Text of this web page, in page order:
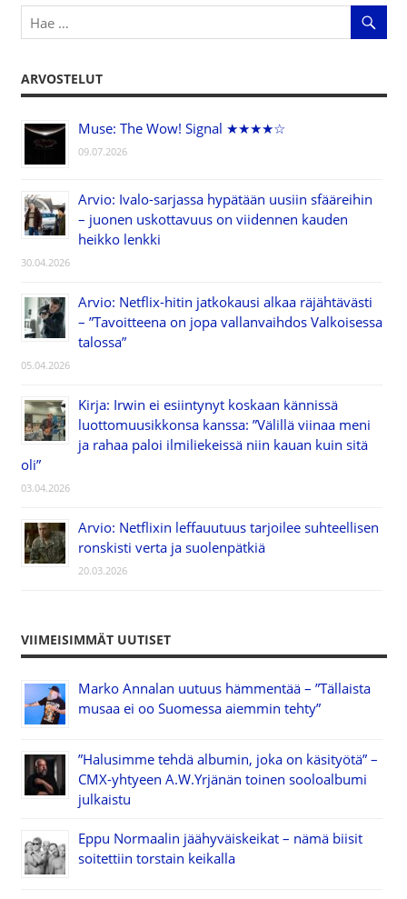
ARVOSTELUT
Muse: The Wow! Signal ★★★★☆
09.07.2026
Arvio: Ivalo-sarjassa hypätään uusiin sfääreihin
– juonen uskottavuus on viidennen kauden
heikko lenkki
30.04.2026
Arvio: Netflix-hitin jatkokausi alkaa räjähtävästi
– ”Tavoitteena on jopa vallanvaihdos Valkoisessa
talossa”
05.04.2026
Kirja: Irwin ei esiintynyt koskaan kännissä
luottomuusikkonsa kanssa: ”Välillä viinaa meni
ja rahaa paloi ilmiliekeissä niin kauan kuin sitä
oli”
03.04.2026
Arvio: Netflixin leffauutuus tarjoilee suhteellisen
ronskisti verta ja suolenpätkiä
20.03.2026
VIIMEISIMMÄT UUTISET
Marko Annalan uutuus hämmentää – ”Tällaista
musaa ei oo Suomessa aiemmin tehty”
”Halusimme tehdä albumin, joka on käsityötä” –
CMX-yhtyeen A.W.Yrjänän toinen sooloalbumi
julkaistu
Eppu Normaalin jäähyväiskeikat – nämä biisit
soitettiin torstain keikalla